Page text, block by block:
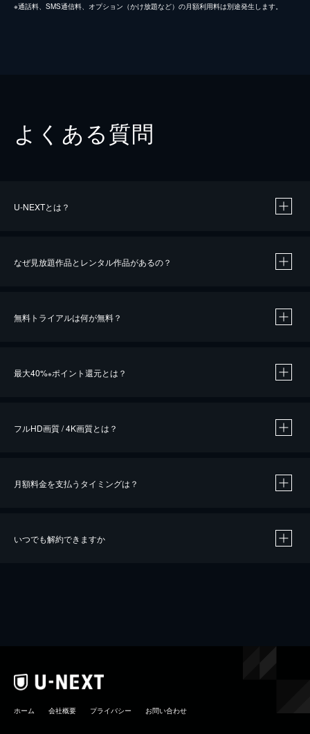
※通話料、SMS通信料、オプション（かけ放題など）の月額利用料は別途発生します。
よくある質問
U-NEXTとは？
なぜ見放題作品とレンタル作品があるの？
無料トライアルは何が無料？
最大40%※ポイント還元とは？
※40％ポイント還元の対象は、クレジットカード決済による作品の購入 / レンタルです。
フルHD画質 / 4K画質とは？
月額料金を支払うタイミングは？
いつでも解約できますか
ホーム 会社概要 プライバシー お問い合わせ